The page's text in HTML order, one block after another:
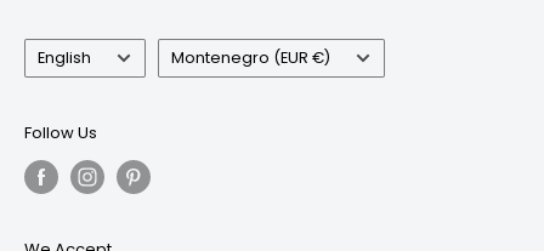
Language
English Country/region
Montenegro (EUR €)
Follow Us